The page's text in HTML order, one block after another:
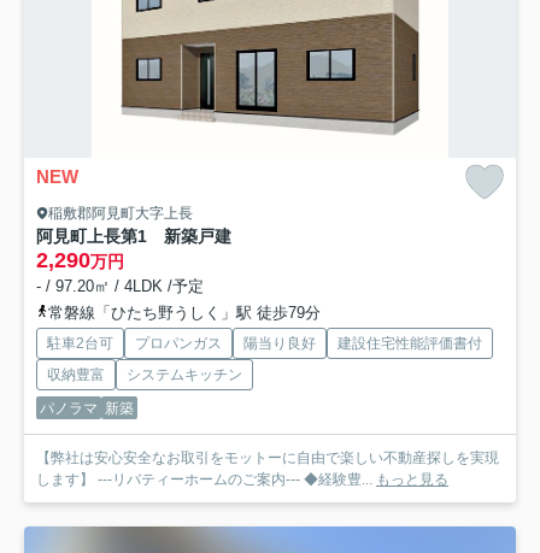
NEW
稲敷郡阿見町大字上長
阿見町上長第1 新築戸建
2,290万円
- / 97.20㎡ / 4LDK /予定
常磐線「ひたち野うしく」駅 徒歩79分
駐車2台可 プロパンガス 陽当り良好
建設住宅性能評価書付
収納豊富
システムキッチン
パノラマ 新築
【弊社は安心安全なお取引をモットーに自由で楽しい不動産探しを実現
します】 ---リバティーホームのご案内--- ◆経験豊... もっと見る